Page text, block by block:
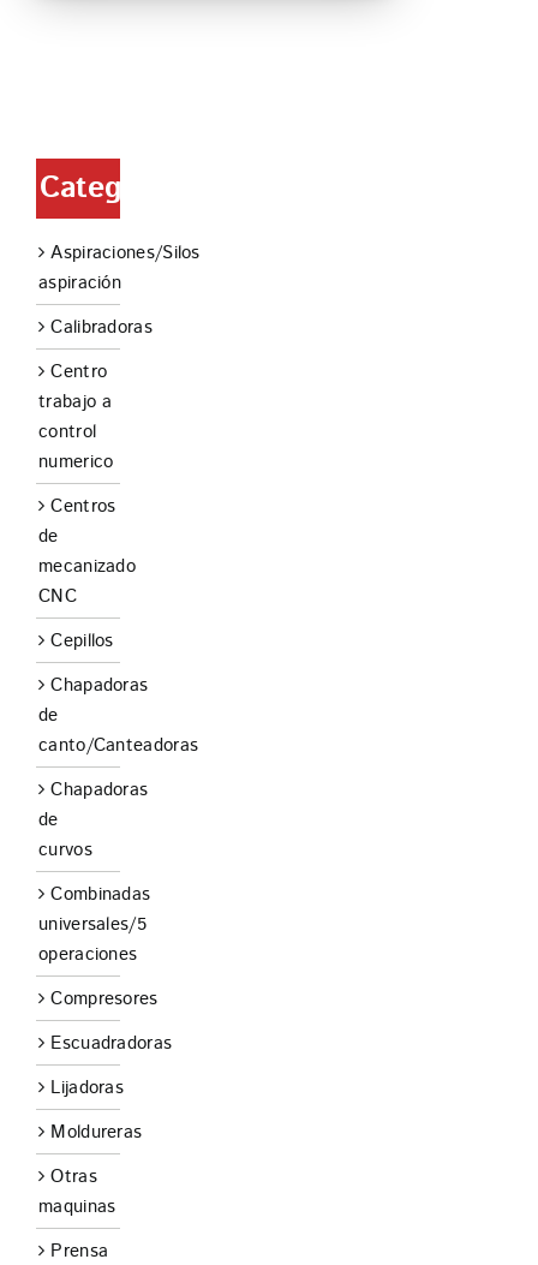
Categorías
Aspiraciones/Silos
aspiración
Calibradoras
Centro
trabajo a
control
numerico
Centros
de
mecanizado
CNC
Cepillos
Chapadoras
de
canto/Canteadoras
Chapadoras
de
curvos
Combinadas
universales/5
operaciones
Compresores
Escuadradoras
Lijadoras
Moldureras
Otras
maquinas
Prensa